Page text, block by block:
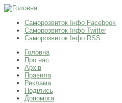
Саморозвиток Інфо Facebook
Саморозвиток Інфо Twitter
Саморозвиток Інфо RSS
Головна
Про нас
Архів
Правила
Реклама
Поділись
Допомога